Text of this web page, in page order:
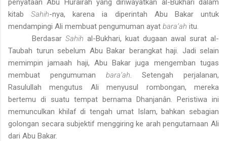
kitabSahih-nya, karena ia diperintah Abu Bakar untuk
mendampingi Ali membuat pengumuman ayat bara’ah itu.
BerdasarSahih al-Bukhari, kuat dugaan awal surat al-
Taubah turun sebelum Abu Bakar berangkat haji. Jadi selain
memimpin jamaah haji, Abu Bakar juga mengemban tugas
membuat pengumuman bara’ah . Setengah perjalanan,
Rasulullah mengutus Ali menyusul rombongan, mereka
bertemu di suatu tempat bernama Dhanjanân. Peristiwa ini
memunculkan khilaf di tengah umat Islam, bahkan sebagian
golongan secara subjektif menggiring ke arah pengutamaan Ali
dari Abu Bakar.